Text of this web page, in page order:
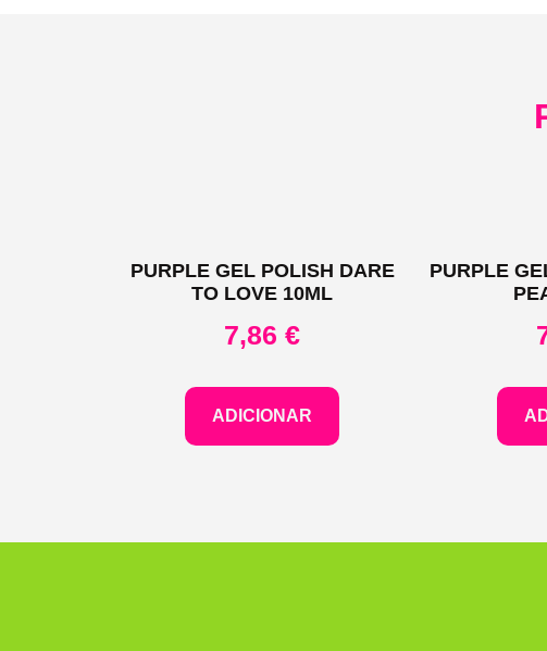
PURPLE GEL POLISH DARE
TO LOVE 10ML
7,86€
ADICIONAR
PURPLE